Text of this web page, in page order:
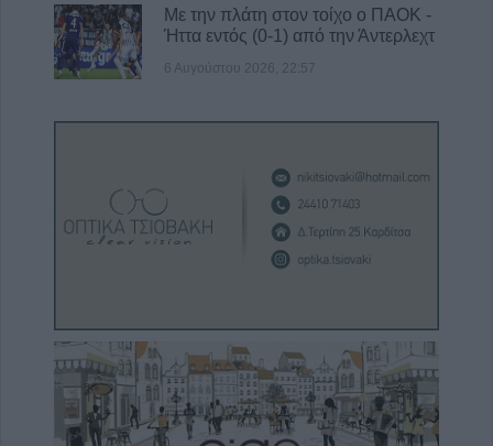
Με την πλάτη στον τοίχο ο ΠΑΟΚ -
Ήττα εντός (0-1) από την Άντερλεχτ
6 Αυγούστου 2026, 22:57